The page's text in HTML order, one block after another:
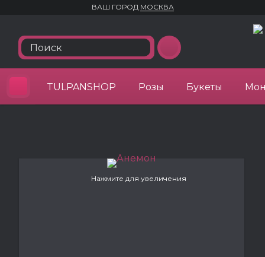
ВАШ ГОРОД МОСКВА
TULPANSHOP Розы Букеты
Нажмите для увеличения